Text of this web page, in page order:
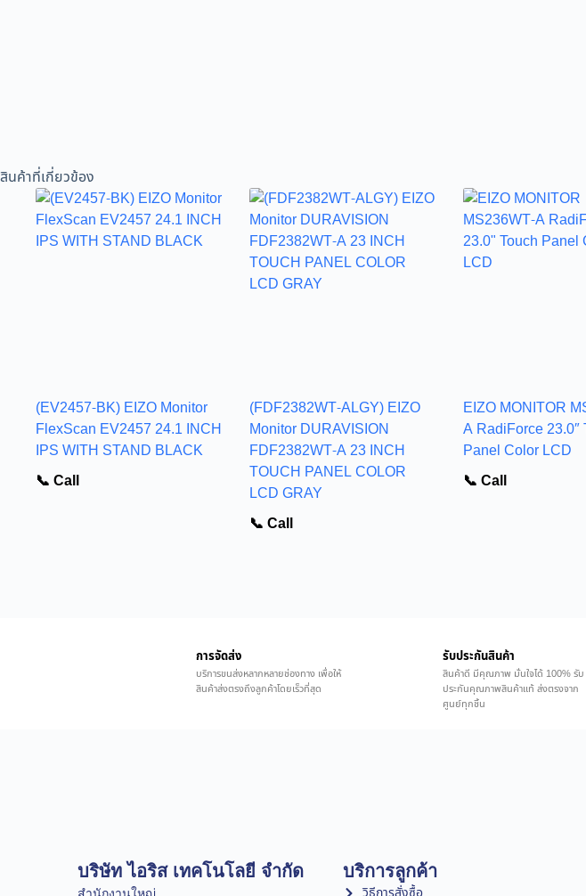
สินค้าที่เกี่ยวข้อง
(EV2457-BK) EIZO Monitor
FlexScan EV2457 24.1 INCH
IPS WITH STAND BLACK
📞 Call
(FDF2382WT-ALGY) EIZO
Monitor DURAVISION
FDF2382WT-A 23 INCH
TOUCH PANEL COLOR
LCD GRAY
📞 Call
EIZO MONITOR
A RadiForce 23.0″
Panel Color LCD
📞 Call
การจัดส่ง
บริการขนส่งหลากหลายช่องทาง เพื่อให้
สินค้าส่งตรงถึงลูกค้าโดยเร็วที่สุด
รับประกันสินค้า
สินค้าดี มีคุณภาพ มั่นใจได้ 100% รับ
ประกันคุณภาพสินค้าแท้ ส่งตรงจาก
ศูนย์ทุกชิ้น
บริษัท ไอริส เทคโนโลยี จำกัด บริการลูกค้า